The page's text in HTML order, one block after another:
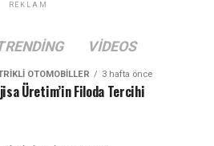
REKLAM
VIDEOS
OTOMOBILLER 3 hafta önce
Üretim’in Filoda Tercihi